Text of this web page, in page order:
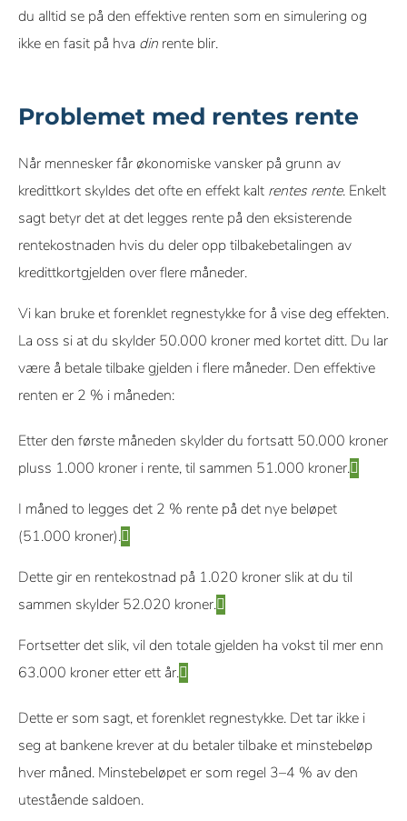
du alltid se på den effektive renten som en simulering og
ikke en fasit på hva din rente blir.
Problemet med rentes rente
Når mennesker får økonomiske vansker på grunn av
kredittkort skyldes det ofte en effekt kalt rentes rente. Enkelt
sagt betyr det at det legges rente på den eksisterende
rentekostnaden hvis du deler opp tilbakebetalingen av
kredittkortgjelden over flere måneder.
Vi kan bruke et forenklet regnestykke for å vise deg effekten.
La oss si at du skylder 50.000 kroner med kortet ditt. Du lar
være å betale tilbake gjelden i flere måneder. Den effektive
renten er 2 % i måneden:
Etter den første måneden skylder du fortsatt 50.000 kroner
pluss 1.000 kroner i rente, til sammen 51.000 kroner.
I måned to legges det 2 % rente på det nye beløpet
(51.000 kroner).
Dette gir en rentekostnad på 1.020 kroner slik at du til
sammen skylder 52.020 kroner.
Fortsetter det slik, vil den totale gjelden ha vokst til mer enn
63.000 kroner etter ett år.
Dette er som sagt, et forenklet regnestykke. Det tar ikke i
seg at bankene krever at du betaler tilbake et minstebeløp
hver måned. Minstebeløpet er som regel 3–4 % av den
utestående saldoen.